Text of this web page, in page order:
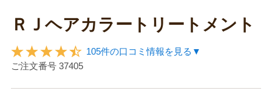
ＲＪヘアカラートリートメント
105件の口コミ情報を見る▼
ご注文番号 37405